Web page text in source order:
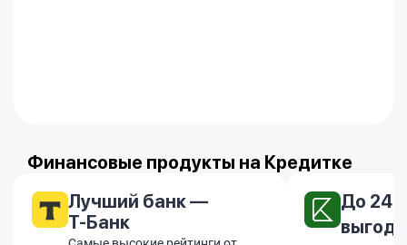
Финансовые продукты на Кредитке
Лучший банк —
Т-Банк
До